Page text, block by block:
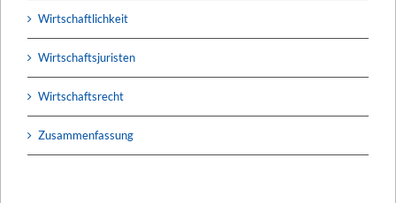
Wirtschaftlichkeit
Wirtschaftsjuristen
Wirtschaftsrecht
Zusammenfassung